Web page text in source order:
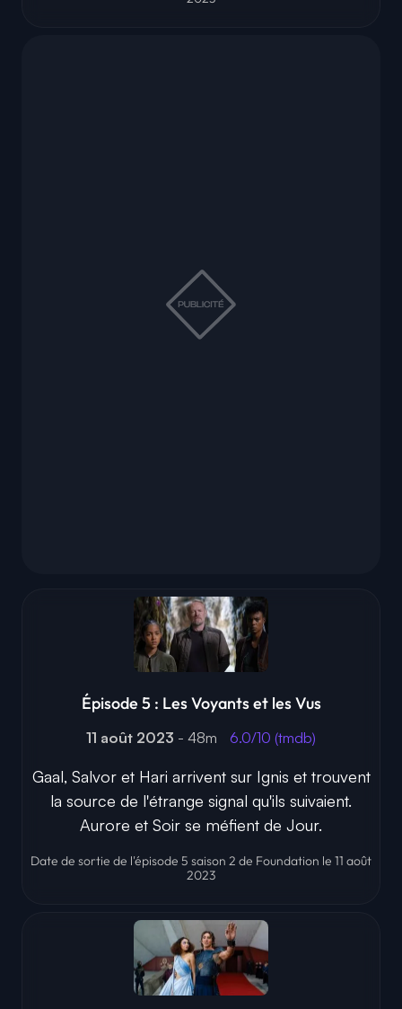
Épisode 5 : Les Voyants et les Vus
11 août 2023 - 48m 6.0/10 (tmdb)
Gaal, Salvor et Hari arrivent sur Ignis et trouvent
la source de l'étrange signal qu'ils suivaient.
Aurore et Soir se méfient de Jour.
Date de sortie de l'épisode 5 saison 2 de Foundation le 11 août
2023